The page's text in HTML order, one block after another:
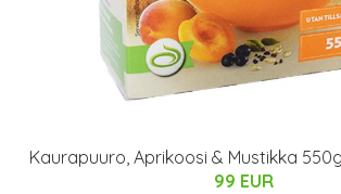
Kaurapuuro, Aprikoosi & Mustikka
99 EUR